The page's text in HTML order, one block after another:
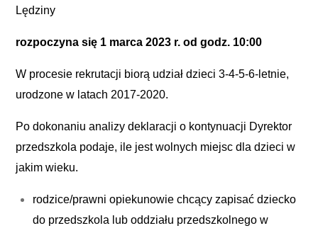
Lędziny
rozpoczyna się 1 marca 2023 r. od godz. 10:00
W procesie rekrutacji biorą udział dzieci 3-4-5-6-letnie,
urodzone w latach 2017-2020.
Po dokonaniu analizy deklaracji o kontynuacji Dyrektor
przedszkola podaje, ile jest wolnych miejsc dla dzieci w
jakim wieku.
rodzice/prawni opiekunowie chcący zapisać dziecko
do przedszkola lub oddziału przedszkolnego w